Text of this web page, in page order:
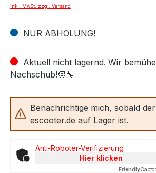
inkl. MwSt. zzgl. Versand
NUR ABHOLUNG!
Aktuell nicht lagernd. Wir
Nachschub!🧑‍🔧
Benachrichtige mich, sobald
escooter.de auf Lager ist.
Anti-Roboter-Verifizierung
Hier klicken
Friendly